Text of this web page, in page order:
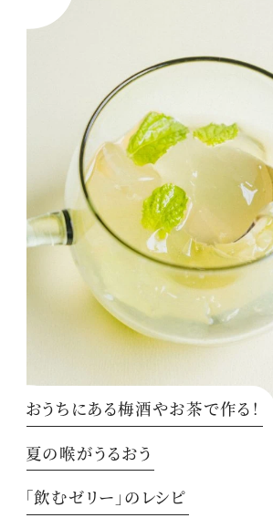
おうちにある梅酒やお茶で作る！
夏の喉がうるおう
「飲むゼリー」のレシピ